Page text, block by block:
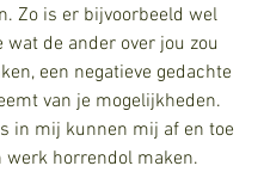
Zo is er bijvoorbeeld wel
wat de ander over jou zou
een negatieve gedachte
van je mogelijkheden.
in mij kunnen mij af en toe
werk horrendol maken.